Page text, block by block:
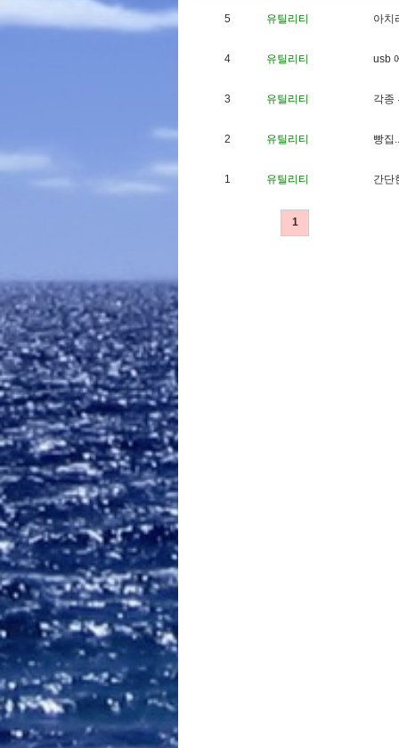
5 유틸리티 아치
4 유틸리티 usb
3 유틸리티 각종
2 유틸리티 빵집 ..
1 유틸리티 간단
1